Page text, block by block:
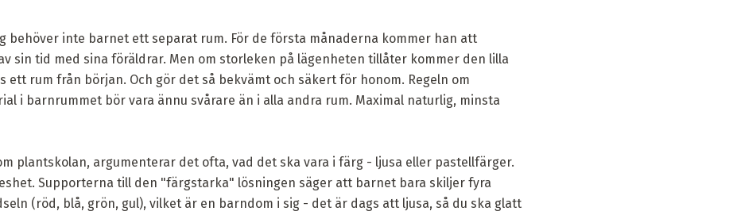
behöver inte barnet ett separat rum. För de första månaderna kommer han att
sin tid med sina föräldrar. Men om storleken på lägenheten tillåter kommer den lilla
ett rum från början. Och gör det så bekvämt och säkert för honom. Regeln om
i barnrummet bör vara ännu svårare än i alla andra rum. Maximal naturlig, minsta
plantskolan, argumenterar det ofta, vad det ska vara i färg - ljusa eller pastellfärger.
Supporterna till den "färgstarka" lösningen säger att barnet bara skiljer fyra
(röd, blå, grön, gul), vilket är en barndom i sig - det är dags att ljusa, så du ska glatt